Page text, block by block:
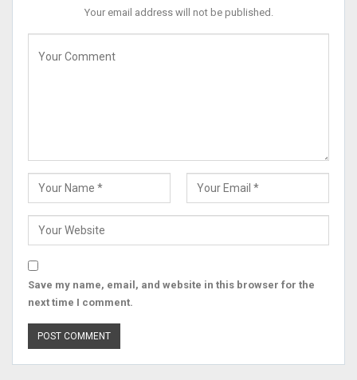
Your email address will not be published.
Save my name, email, and website in this browser for the
next time I comment.